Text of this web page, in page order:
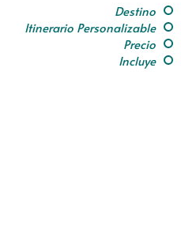
Destino
Itinerario Personalizable
Precio
Incluye